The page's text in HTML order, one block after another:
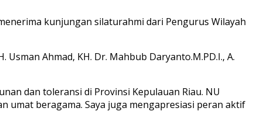
kunjungan silaturahmi dari Pengurus Wilayah
Ahmad, KH. Dr. Mahbub Daryanto.M.PD.I., A.
dan toleransi di Provinsi Kepulauan Riau. NU
umat beragama. Saya juga mengapresiasi peran aktif